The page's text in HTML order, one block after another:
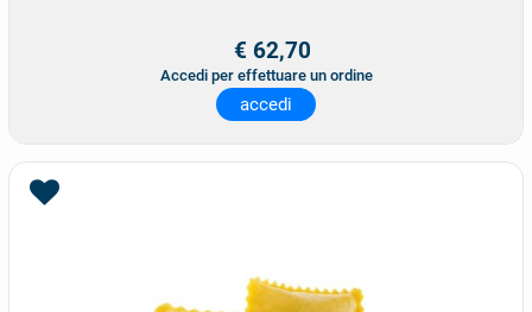
€ 62,70
Accedi per effettuare un ordine
accedi